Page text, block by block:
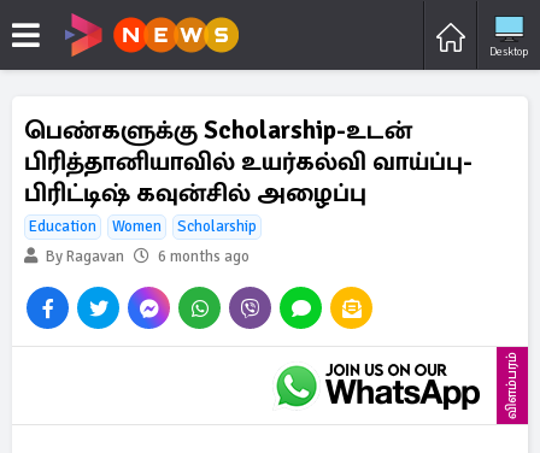
Desktop
பெண்களுக்கு Scholarship-உடன்
பிரித்தானியாவில் உயர்கல்வி வாய்ப்பு-
பிரிட்டிஷ் கவுன்சில் அழைப்பு
Education Women
Scholarship
By Ragavan
6 months ago
விளம்பரம்